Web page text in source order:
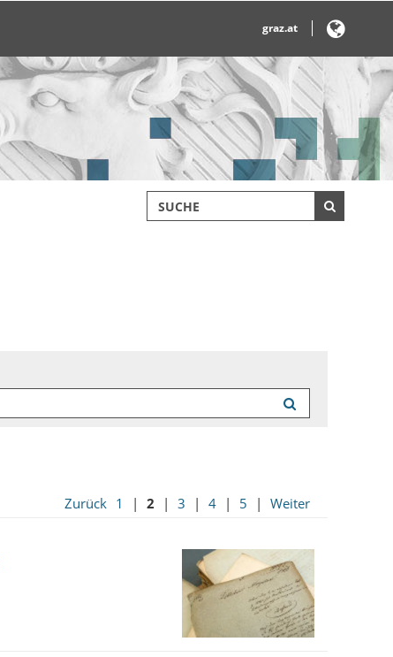
graz.at
Zurück 1 | 2 | 3 | 4 | 5 | Weiter